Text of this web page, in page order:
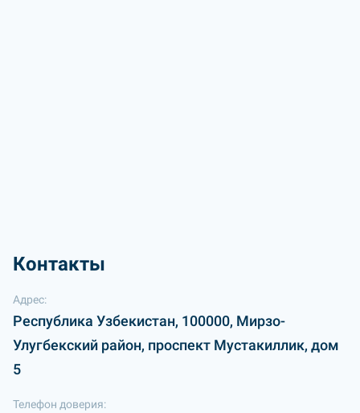
Контакты
Адрес:
Республика Узбекистан, 100000, Мирзо-
Улугбекский район, проспект Мустакиллик, дом
5
Телефон доверия: